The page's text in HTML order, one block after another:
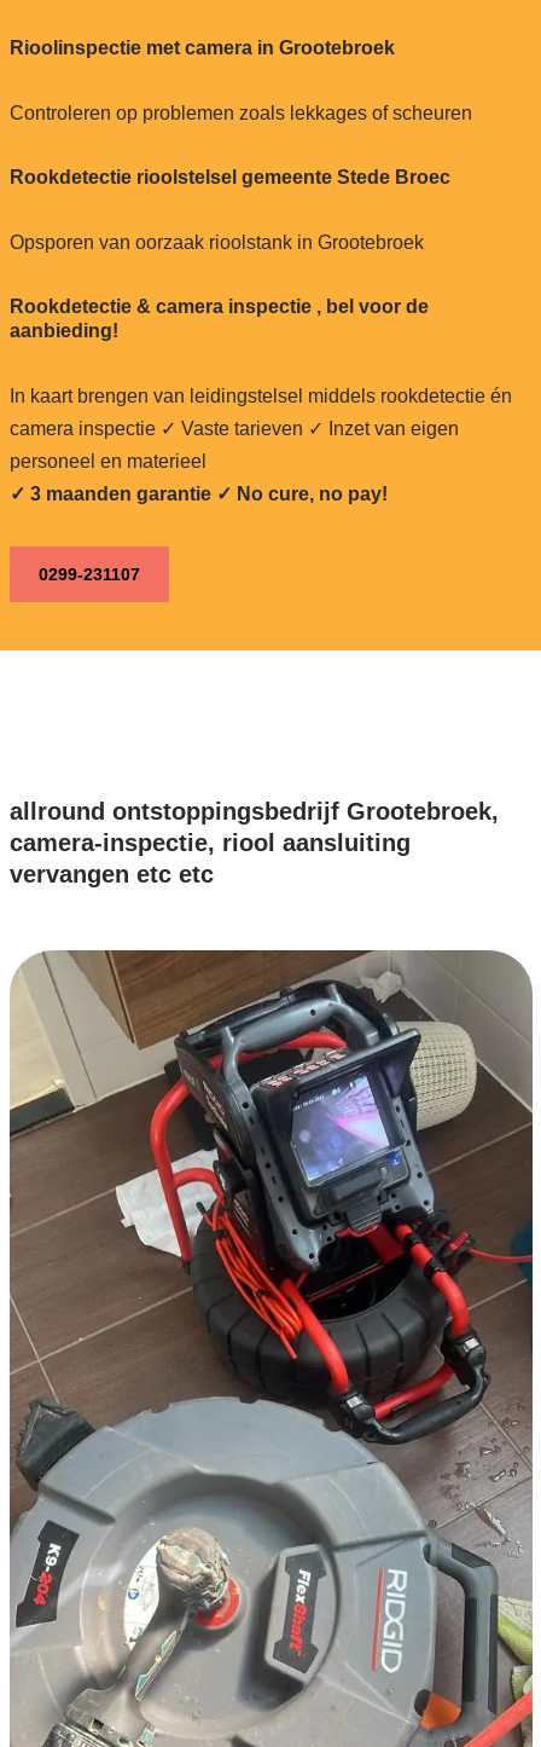
Rioolinspectie met camera in Grootebroek
Controleren op problemen zoals lekkages of scheuren
Rookdetectie rioolstelsel gemeente Stede Broec
Opsporen van oorzaak rioolstank in Grootebroek
Rookdetectie & camera inspectie , bel voor de
aanbieding!
In kaart brengen van leidingstelsel middels rookdetectie én
camera inspectie ✓ Vaste tarieven ✓ Inzet van eigen
personeel en materieel
✓ 3 maanden garantie ✓ No cure, no pay!
0299-231107
allround ontstoppingsbedrijf Grootebroek,
camera-inspectie, riool aansluiting
vervangen etc etc